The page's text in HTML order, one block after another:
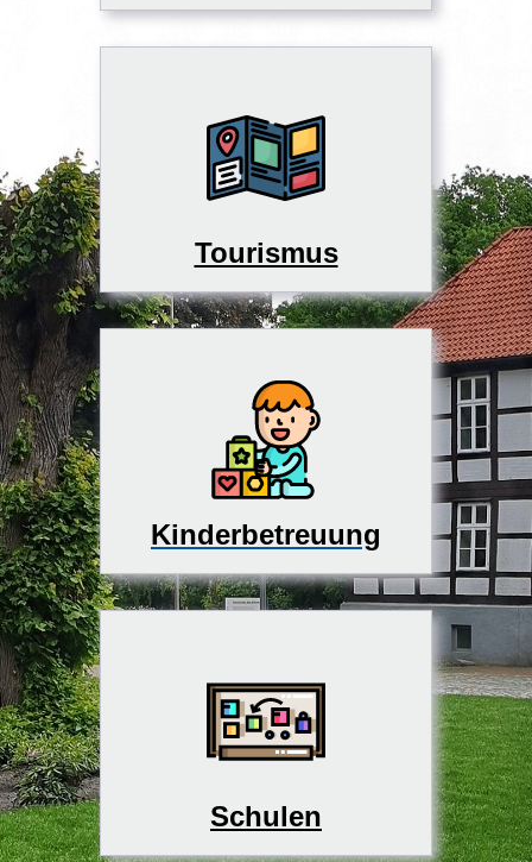
Tourismus
Kinderbetreuung
Schulen